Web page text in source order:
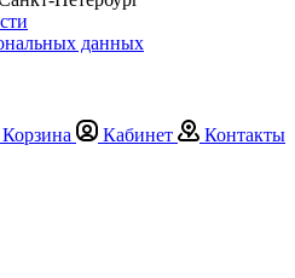
данных
Корзина Кабинет Контакты